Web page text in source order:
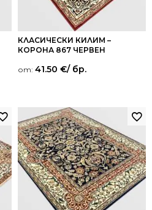
КЛАСИЧЕСКИ КИЛИМ –
КОРОНА 867 ЧЕРВЕН
от: 41.50 €/ бр.